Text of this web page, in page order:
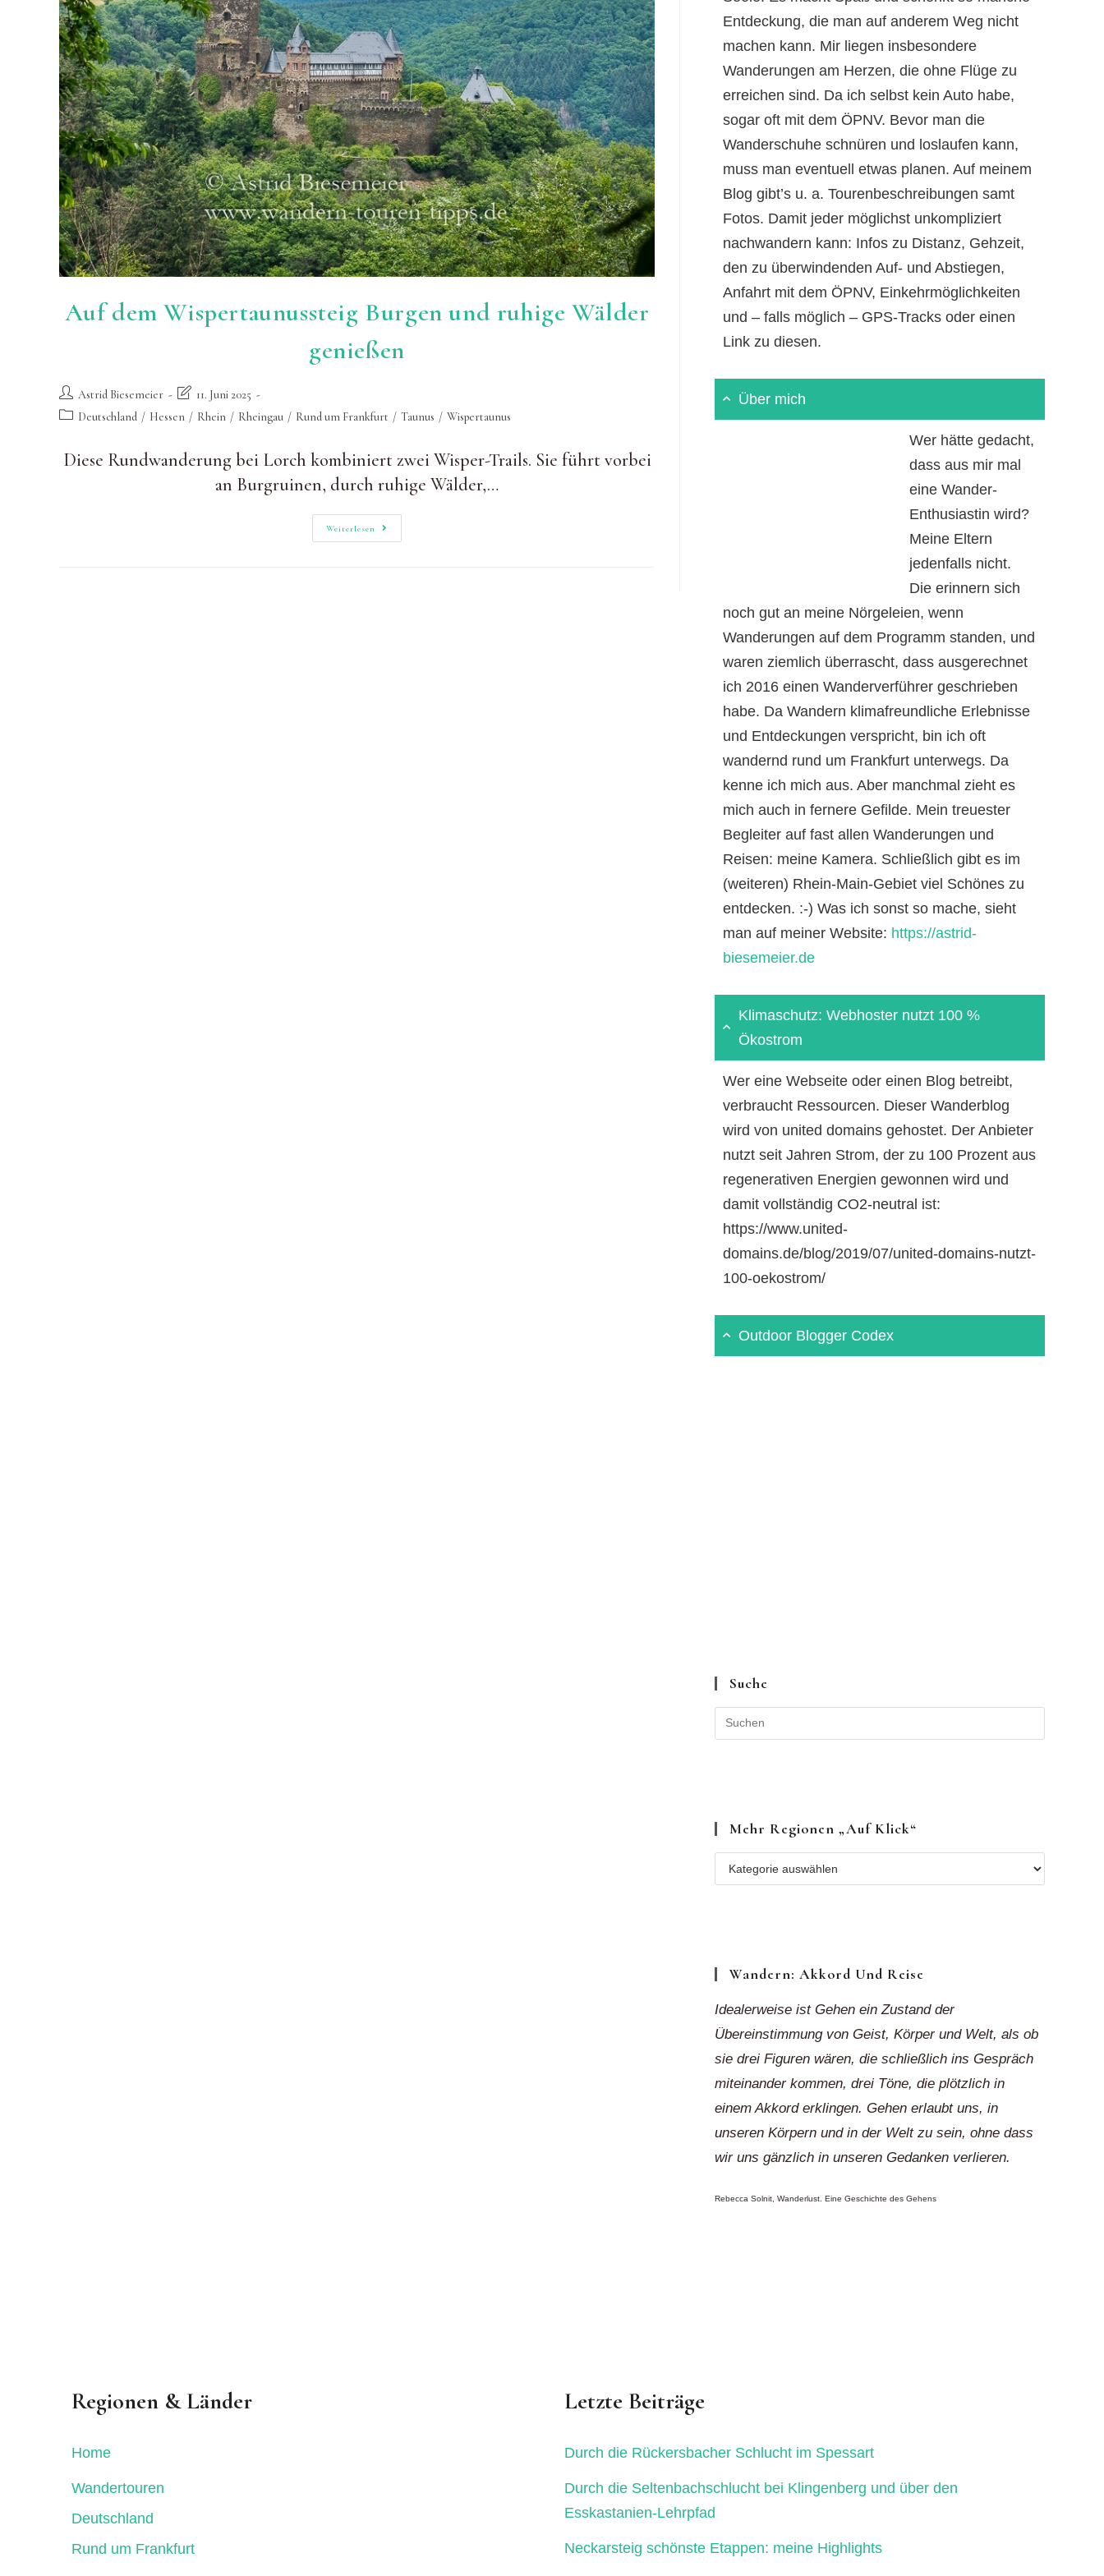
Auf dem Wispertaunussteig Burgen und ruhige Wälder
genießen
Beitrags-
Autor:
Astrid Biesemeier
Beitrag
zuletzt
geändert
11. Juni 2025
Beitrags-Deutschland / Hessen / Rhein / Rheingau / Rund um Frankfurt / Taunus / Wispertaunus
Diese Rundwanderung bei Lorch kombiniert zwei Wisper-Trails. Sie führt vorbei
an Burgruinen, durch ruhige Wälder,…
Weiterlesen
Auf
Dem
Entdeckung, die man auf anderem Weg nicht
machen kann. Mir liegen insbesondere
Wanderungen am Herzen, die ohne Flüge zu
erreichen sind. Da ich selbst kein Auto habe,
sogar oft mit dem ÖPNV. Bevor man die
Wanderschuhe schnüren und loslaufen kann,
muss man eventuell etwas planen. Auf meinem
Blog gibt’s u. a. Tourenbeschreibungen samt
Fotos. Damit jeder möglichst unkompliziert
nachwandern kann: Infos zu Distanz, Gehzeit,
den zu überwindenden Auf- und Abstiegen,
Anfahrt mit dem ÖPNV, Einkehrmöglichkeiten
und – falls möglich – GPS-Tracks oder einen
Link zu diesen.
Über mich
Wer hätte gedacht,
dass aus mir mal
eine Wander-
Enthusiastin wird?
Meine Eltern
jedenfalls nicht.
Die erinnern sich
noch gut an meine Nörgeleien, wenn
Wanderungen auf dem Programm standen, und
waren ziemlich überrascht, dass ausgerechnet
ich 2016 einen Wanderverführer geschrieben
habe. Da Wandern klimafreundliche Erlebnisse
und Entdeckungen verspricht, bin ich oft
wandernd rund um Frankfurt unterwegs. Da
kenne ich mich aus. Aber manchmal zieht es
mich auch in fernere Gefilde. Mein treuester
Begleiter auf fast allen Wanderungen und
Reisen: meine Kamera. Schließlich gibt es im
(weiteren) Rhein-Main-Gebiet viel Schönes zu
entdecken. :-) Was ich sonst so mache, sieht
man auf meiner Website: https://astrid-
biesemeier.de
Klimaschutz: Webhoster nutzt 100 %
Ökostrom
Wer eine Webseite oder einen Blog betreibt,
verbraucht Ressourcen. Dieser Wanderblog
wird von united domains gehostet. Der Anbieter
nutzt seit Jahren Strom, der zu 100 Prozent aus
regenerativen Energien gewonnen wird und
damit vollständig CO2-neutral ist:
https://www.united-
domains.de/blog/2019/07/united-domains-nutzt-
100-oekostrom/
Outdoor Blogger Codex
Suche
Mehr Regionen „auf Klick“
Mehr
Regionen
Wandern: Akkord Und Reise
Idealerweise ist Gehen ein Zustand der
Übereinstimmung von Geist, Körper und Welt, als ob
sie drei Figuren wären, die schließlich ins Gespräch
miteinander kommen, drei Töne, die plötzlich in
einem Akkord erklingen. Gehen erlaubt uns, in
unseren Körpern und in der Welt zu sein, ohne dass
wir uns gänzlich in unseren Gedanken verlieren.
Rebecca Solnit, Wanderlust. Eine Geschichte des Gehens
Regionen & Länder
Home
Wandertouren
Deutschland
Rund um Frankfurt
Letzte Beiträge
Durch die Rückersbacher Schlucht im Spessart
Durch die Seltenbachschlucht bei Klingenberg und über den
Esskastanien-Lehrpfad
Neckarsteig schönste Etappen: meine Highlights